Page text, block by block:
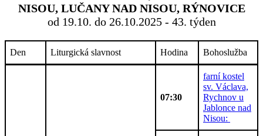
NISOU, LUČANY NAD NISOU, RÝNOVICE
od 19.10. do 26.10.2025 - 43. týden
Den Liturgická slavnost Hodina Bohoslužba
07:30
farní kostel
sv. Václava,
Rychnov u
Jablonce nad
Nisou: